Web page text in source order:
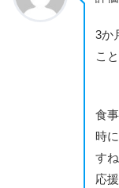
3か
こ
食
時
すね
応